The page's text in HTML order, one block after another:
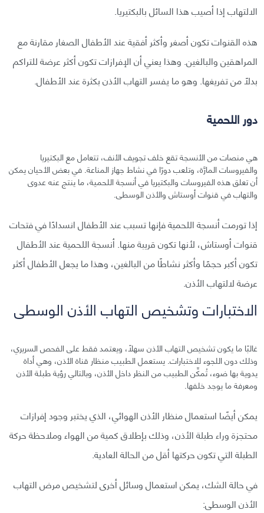
الالتهاب إذا أصيب هذا السائل بالبكتيريا.
هذه القنوات تكون أصغر وأكثر أفقية عند الأطفال الصغار مقارنة مع
المراهقين والبالغين. وهذا يعني أن الإفرازات تكون أكثر عرضة للتراكم
بدلًا من تفريغها. وهو ما يفسر التهاب الأذن بكثرة عند الأطفال.
دور اللحمية
هي منصات من الأنسجة تقع خلف تجويف الأنف، تتعامل مع البكتيريا
والفيروسات المارَّة، وتلعب دورًا في نشاط جهاز المناعة. في بعض الأحيان يمكن
أن تعلق هذه الفيروسات والبكتيريا في أنسجة اللحمية، ما ينتج عنه عدوى
والتهاب في قنوات أوستاش والأذن الوسطى.
إذا تورمت أنسجة اللحمية فإنها تسبب عند الأطفال انسدادًا في فتحات
قنوات أوستاش، لأنها تكون قريبة منها. أنسجة اللحمية عند الأطفال
تكون أكبر حجمًا وأكثر نشاطًا من البالغين، وهذا ما يجعل الأطفال أكثر
عرضة لالتهاب الأذن.
الاختبارات وتشخيص التهاب الأذن الوسطى
غالبًا ما يكون تشخيص التهاب الأذن سهلًا، ويعتمد فقط على الفحص السريري،
وذلك دون اللجوء للاختبارات. يستعمل الطبيب منظار قناة الأذن، وهي أداة
يدوية بها ضوء، تُمكِّن الطبيب من النظر داخل الأذن، وبالتالي رؤية طبلة الأذن
ومعرفة ما يوجد خلفها.
يمكن أيضًا استعمال منظار الأذن الهوائي، الذي يختبر وجود إفرازات
محتجزة وراء طبلة الأذن، وذلك بإطلاق كمية من الهواء وملاحظة حركة
الطبلة التي تكون حركتها أقل من الحالة العادية.
في حالة الشك، يمكن استعمال وسائل أخرى لتشخيص مرض التهاب
الأذن الوسطى: